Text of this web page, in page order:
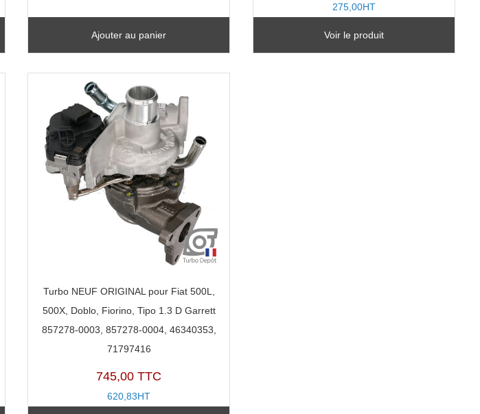
Ajouter au panier
275,00HT
Voir le produit
Turbo NEUF ORIGINAL pour Fiat 500L,
500X, Doblo, Fiorino, Tipo 1.3 D Garrett
857278-0003, 857278-0004, 46340353,
71797416
745,00 TTC
620,83HT